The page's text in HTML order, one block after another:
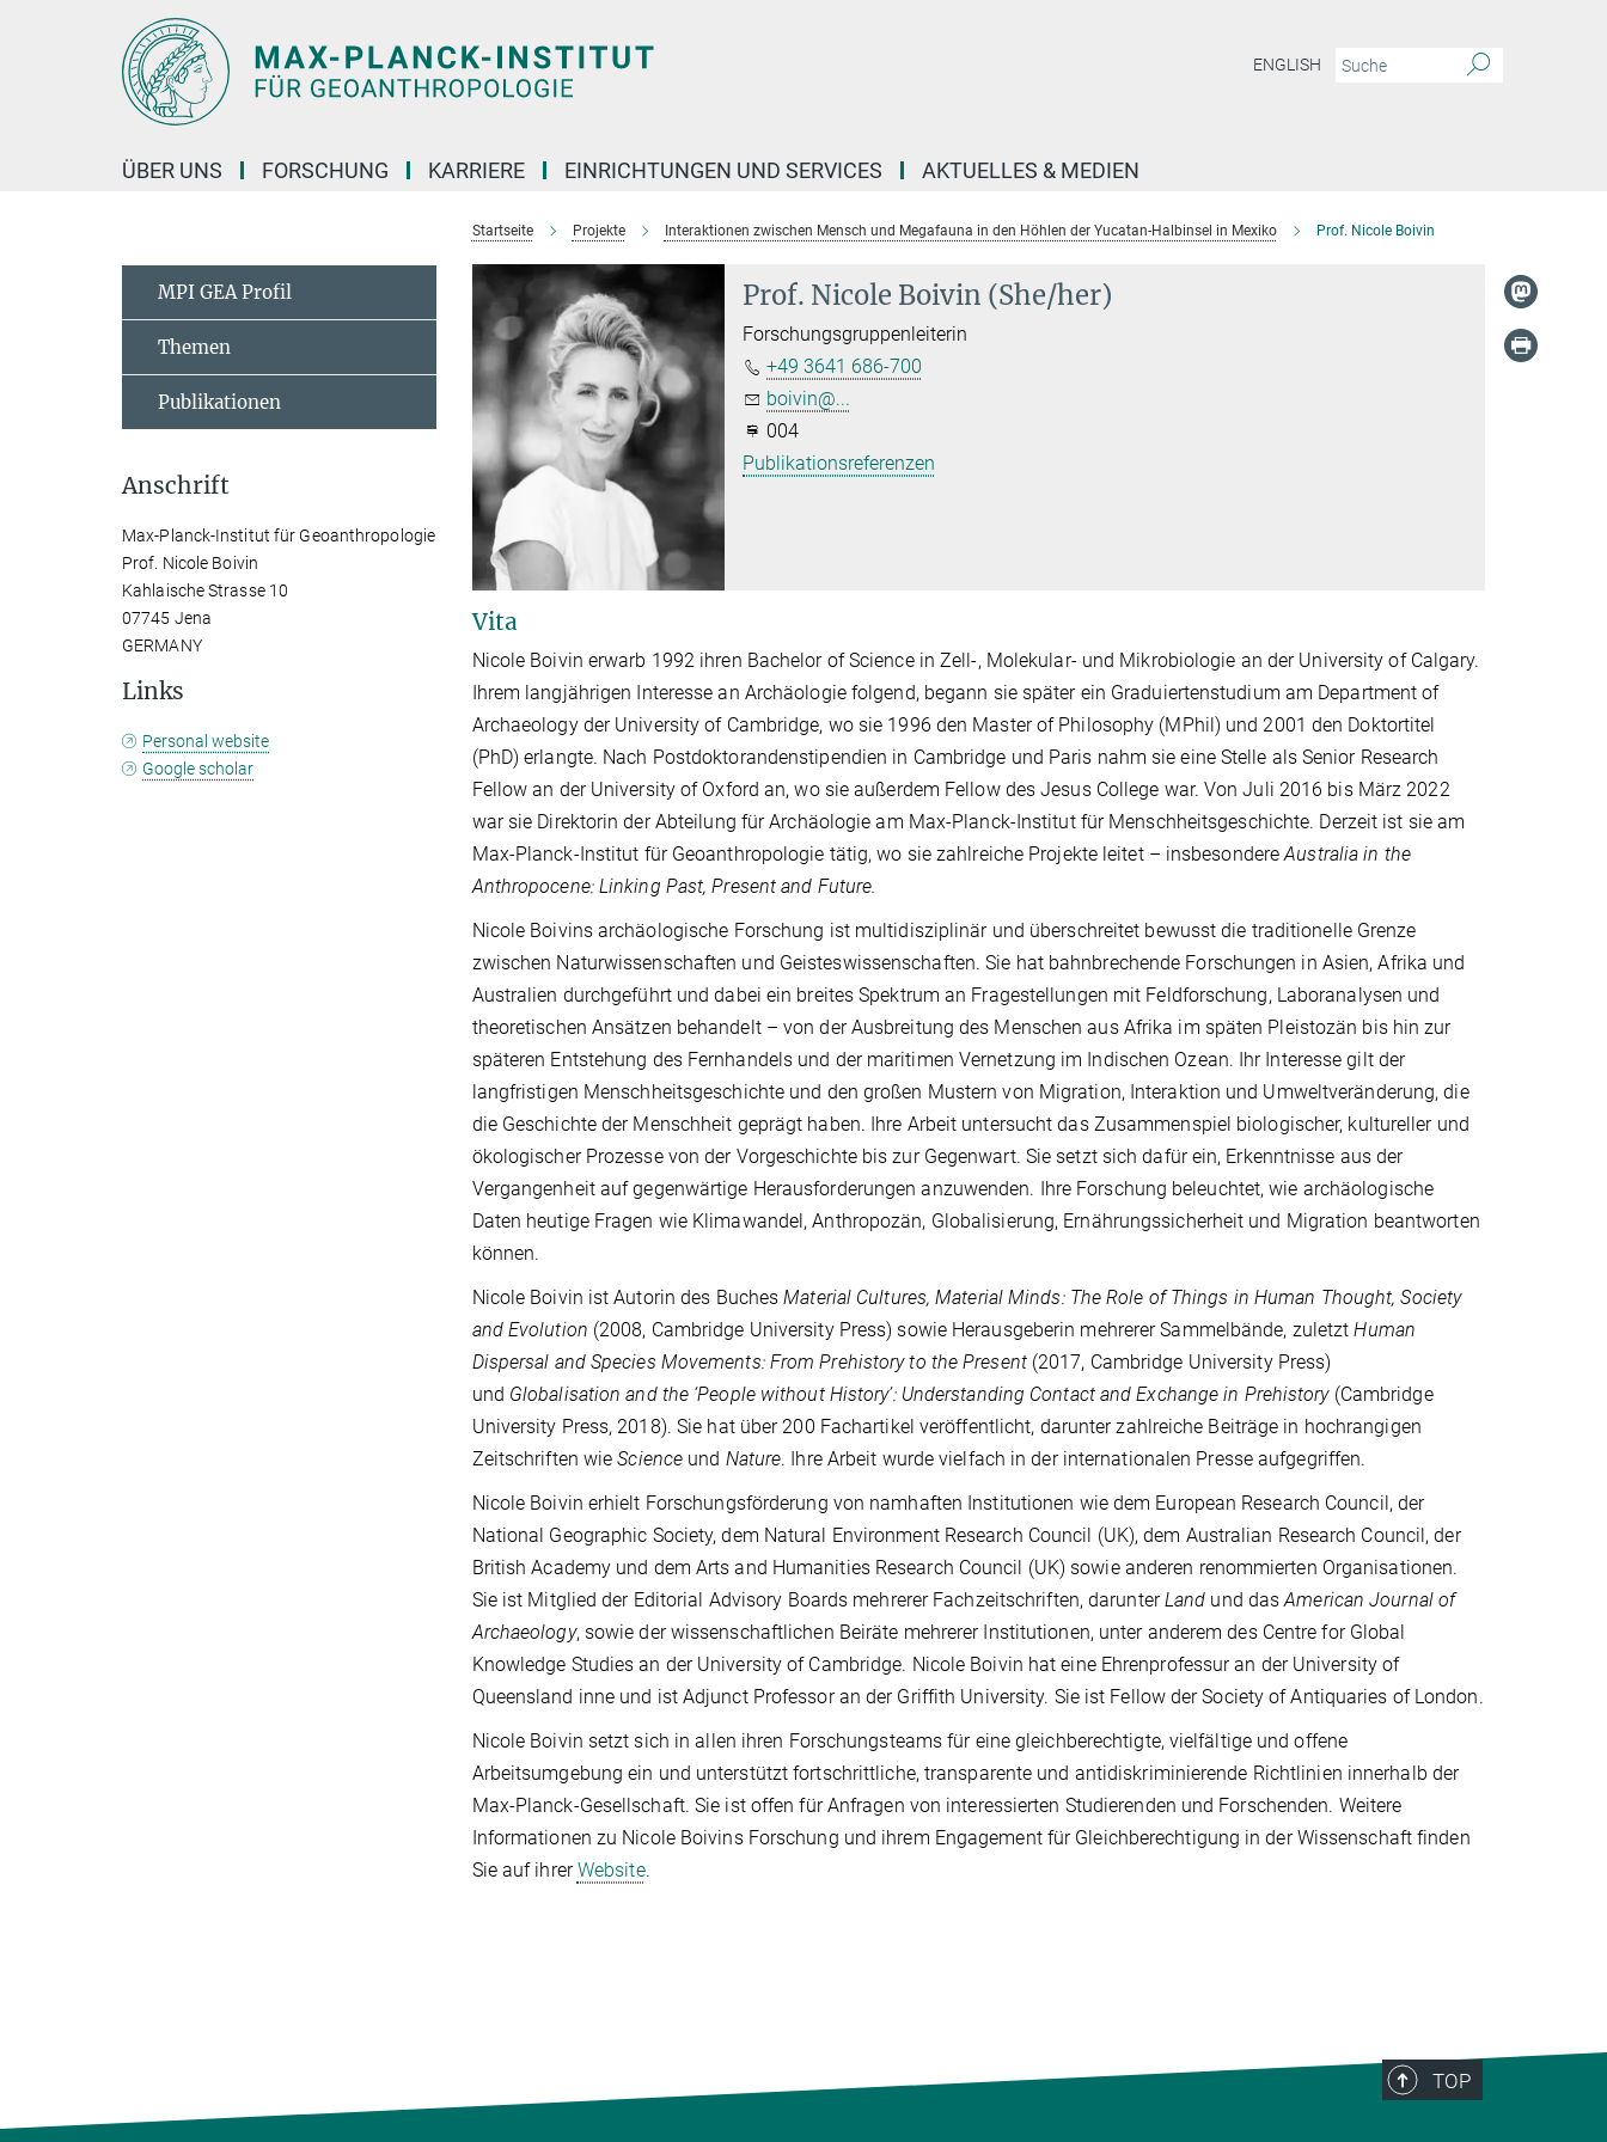
ENGLISH
ÜBER UNS FORSCHUNG KARRIERE EINRICHTUNGEN UND SERVICES AKTUELLES & MEDIEN
Startseite Projekte Interaktionen zwischen Mensch und Megafauna in den Höhlen der Yucatan-Halbinsel in Mexiko Prof. Nicole Boivin
Prof. Nicole Boivin (She/her)
Forschungsgruppenleiterin
+49 3641 686-700
boivin@...
004
Publikationsreferenzen
Vita
Nicole Boivin erwarb 1992 ihren Bachelor of Science in Zell-, Molekular- und Mikrobiologie an der University of Calgary.
Ihrem langjährigen Interesse an Archäologie folgend, begann sie später ein Graduiertenstudium am Department of
Archaeology der University of Cambridge, wo sie 1996 den Master of Philosophy (MPhil) und 2001 den Doktortitel
(PhD) erlangte. Nach Postdoktorandenstipendien in Cambridge und Paris nahm sie eine Stelle als Senior Research
Fellow an der University of Oxford an, wo sie außerdem Fellow des Jesus College war. Von Juli 2016 bis März 2022
war sie Direktorin der Abteilung fürArchäologie am Max-Planck-Institut für Menschheitsgeschichte. Derzeit ist sie am
Max-Planck-Institut für Geoanthropologie tätig, wo sie zahlreiche Projekte leitet – insbesondereAustralia in the
Anthropocene: Linking Past, Present and Future.
Nicole Boivins archäologische Forschung ist multidisziplinär und überschreitet bewusst die traditionelle Grenze
zwischen Naturwissenschaften und Geisteswissenschaften. Sie hat bahnbrechende Forschungen in Asien, Afrika und
Australien durchgeführt und dabei ein breites Spektrum an Fragestellungen mit Feldforschung, Laboranalysen und
theoretischen Ansätzen behandelt – von der Ausbreitung des Menschen aus Afrika im späten Pleistozän bis hin zur
späteren Entstehung des Fernhandels und der maritimen Vernetzung im Indischen Ozean. Ihr Interesse gilt der
langfristigen Menschheitsgeschichte und den großen Mustern von Migration, Interaktion und Umweltveränderung, die
die Geschichte der Menschheit geprägt haben. Ihre Arbeit untersucht das Zusammenspiel biologischer, kultureller und
ökologischer Prozesse von der Vorgeschichte bis zur Gegenwart. Sie setzt sich dafür ein, Erkenntnisse aus der
Vergangenheit auf gegenwärtige Herausforderungen anzuwenden. Ihre Forschung beleuchtet, wie archäologische
Daten heutige Fragen wie Klimawandel, Anthropozän, Globalisierung, Ernährungssicherheit und Migration beantworten
können.
Nicole Boivin ist Autorin des BuchesMaterial Cultures, Material Minds: The Role of Things in Human Thought, Society
and Evolution (2008, Cambridge University Press) sowie Herausgeberin mehrerer Sammelbände, zuletztHuman
Dispersal and Species Movements: From Prehistory to the Present(2017, Cambridge University Press)
und Globalisation and the ‘People without History’: Understanding Contact and Exchange in Prehistory(Cambridge
University Press, 2018). Sie hat über 200 Fachartikel veröffentlicht, darunter zahlreiche Beiträge in hochrangigen
Zeitschriften wieScience und Nature. Ihre Arbeit wurde vielfach in der internationalen Presse aufgegriffen.
Nicole Boivin erhielt Forschungsförderung von namhaften Institutionen wie dem European Research Council, der
National Geographic Society, dem Natural Environment Research Council (UK), dem Australian Research Council, der
British Academy und dem Arts and Humanities Research Council (UK) sowie anderen renommierten Organisationen.
Sie ist Mitglied der Editorial Advisory Boards mehrerer Fachzeitschriften, darunterLand und dasAmerican Journal of
Archaeology, sowie der wissenschaftlichen Beiräte mehrerer Institutionen, unter anderem des Centre for Global
Knowledge Studies an der University of Cambridge. Nicole Boivin hat eine Ehrenprofessur an der University of
Queensland inne und ist Adjunct Professor an der Griffith University. Sie ist Fellow der Society of Antiquaries of London.
Nicole Boivin setzt sich in allen ihren Forschungsteams für eine gleichberechtigte, vielfältige und offene
Arbeitsumgebung ein und unterstützt fortschrittliche, transparente und antidiskriminierende Richtlinien innerhalb der
Max-Planck-Gesellschaft. Sie ist offen für Anfragen von interessierten Studierenden und Forschenden. Weitere
Informationen zu Nicole Boivins Forschung und ihrem Engagement für Gleichberechtigung in der Wissenschaft finden
Sie auf ihrerWebsite.
MPI GEA Profil
Themen
Publikationen
Anschrift
Max-Planck-Institut für Geoanthropologie
Prof. Nicole Boivin
Kahlaische Strasse 10
07745 Jena
GERMANY
Links
Personal website
Google scholar
TOP